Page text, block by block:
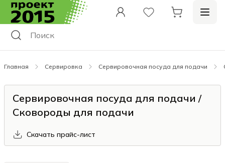
Главная Сервировка Сервировочная посуда для подачи
Сервировочная посуда для подачи /
Сковороды для подачи
Скачать прайс-лист